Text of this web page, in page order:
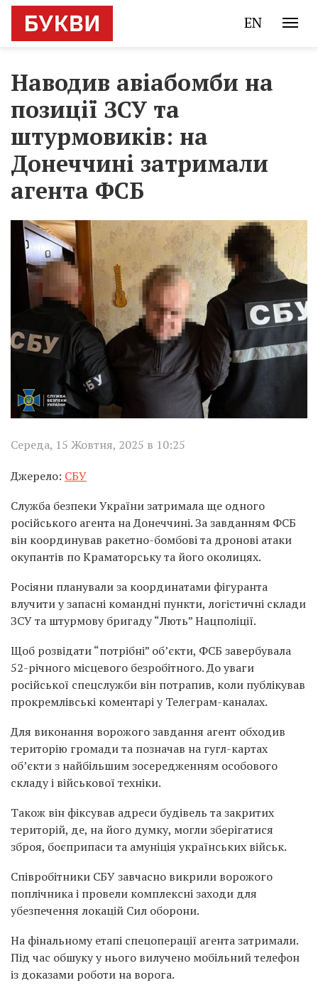
EN
Наводив авіабомби на
позиції ЗСУ та
штурмовиків: на
Донеччині затримали
агента ФСБ
Середа, 15 Жовтня, 2025 в 10:25
Джерело: СБУ
Служба безпеки України затримала ще одного
російського агента на Донеччині. За завданням ФСБ
він координував ракетно-бомбові та дронові атаки
окупантів по Краматорську та його околицях.
Росіяни планували за координатами фігуранта
влучити у запасні командні пункти, логістичні склади
ЗСУ та штурмову бригаду “Лють” Нацполіції.
Щоб розвідати “потрібні” об’єкти, ФСБ завербувала
52-річного місцевого безробітного. До уваги
російської спецслужби він потрапив, коли публікував
прокремлівські коментарі у Телеграм-каналах.
Для виконання ворожого завдання агент обходив
територію громади та позначав на гугл-картах
об’єкти з найбільшим зосередженням особового
складу і військової техніки.
Також він фіксував адреси будівель та закритих
територій, де, на його думку, могли зберігатися
зброя, боєприпаси та амуніція українських військ.
Співробітники СБУ завчасно викрили ворожого
поплічника і провели комплексні заходи для
убезпечення локацій Сил оборони.
На фінальному етапі спецоперації агента затримали.
Під час обшуку у нього вилучено мобільний телефон
із доказами роботи на ворога.